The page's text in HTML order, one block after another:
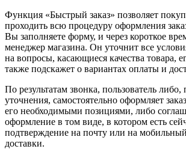
Функция «Быстрый заказ» позволяет
проходить всю процедуру оформления
Вы заполняете форму, и через короткое
менеджер магазина. Он уточнит все
на вопросы, касающиеся качества товара,
также подскажет о вариантах оплаты и
По результатам звонка, пользователь либо,
уточнения, самостоятельно оформляет
его необходимыми позициями, либо
оформление в том виде, в котором есть
подтверждение на почту или на
доставки.